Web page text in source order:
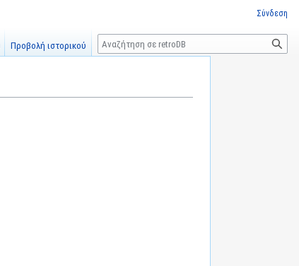
Σύνδεση
Προβολή ιστορικού
Αναζήτηση